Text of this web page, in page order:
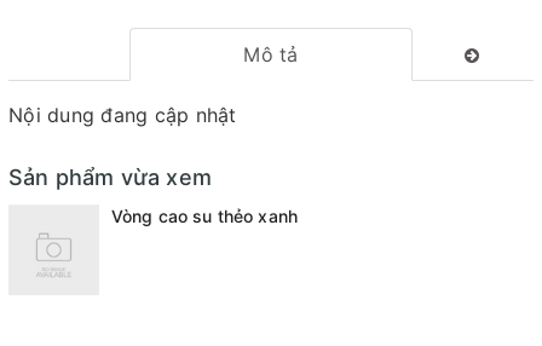
Mô tả
Nội dung đang cập nhật
Sản phẩm vừa xem
Vòng cao su thẻo xanh